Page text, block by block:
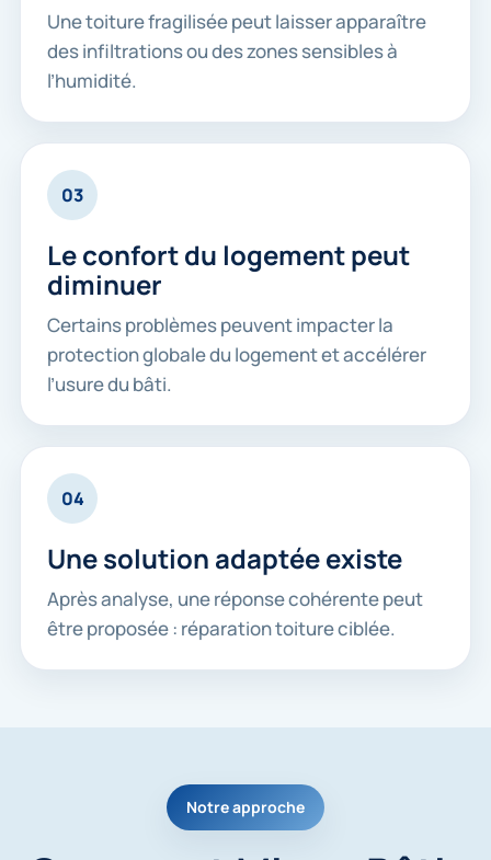
Une toiture fragilisée peut laisser apparaître
des infiltrations ou des zones sensibles à
l’humidité.
03
Le confort du logement peut
diminuer
Certains problèmes peuvent impacter la
protection globale du logement et accélérer
l’usure du bâti.
04
Une solution adaptée existe
Après analyse, une réponse cohérente peut
être proposée : réparation toiture ciblée.
Notre approche